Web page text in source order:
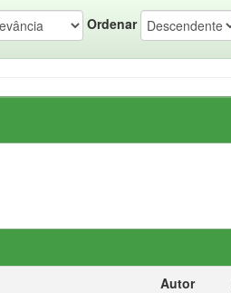
Ordenar
Autor